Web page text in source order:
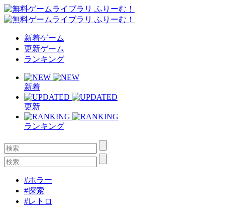
新着ゲーム
更新ゲーム
ランキング
新着
更新
ランキング
#ホラー
#探索
#レトロ